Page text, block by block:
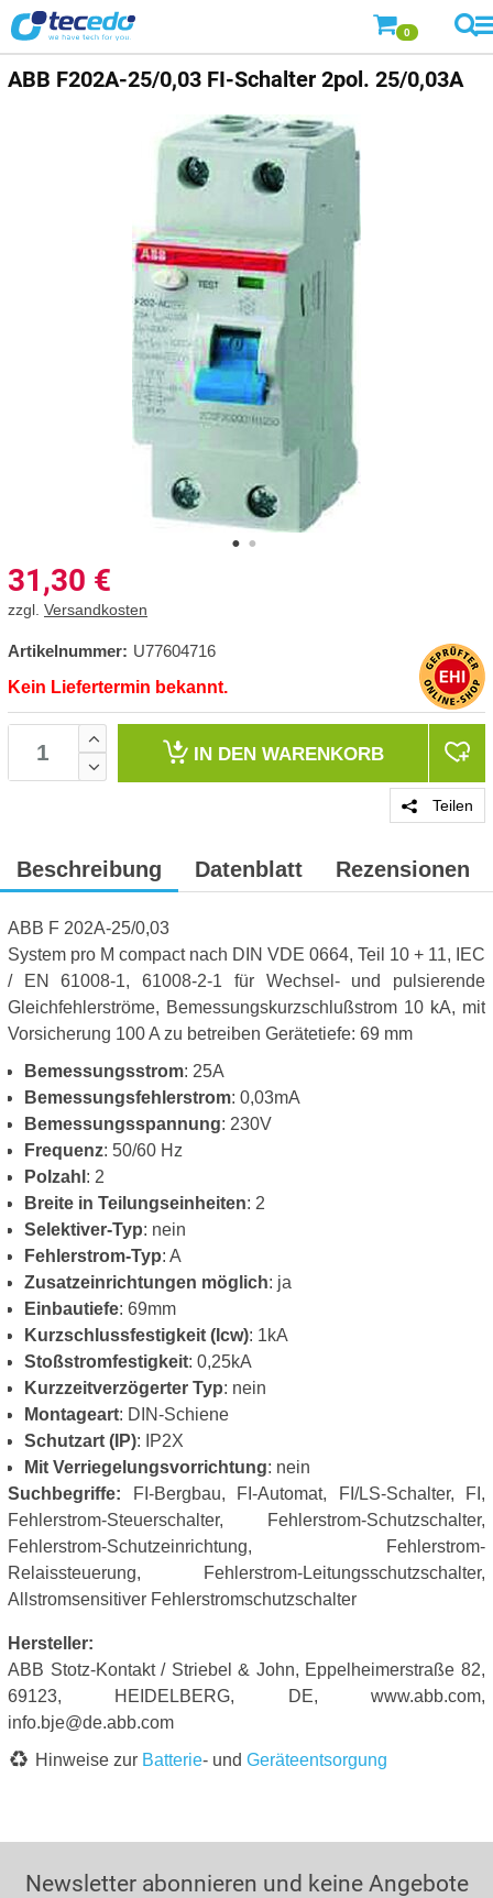
0
ABB F202A-25/0,03 FI-Schalter 2pol. 25/0,03A
31,30 €
zzgl. Versandkosten
Artikelnummer: U77604716
Kein Liefertermin bekannt.
IN DEN WARENKORB
Teilen
Beschreibung Datenblatt Rezensionen
ABB F 202A-25/0,03
System pro M compact nach DIN VDE 0664, Teil 10 + 11, IEC
/ EN 61008-1, 61008-2-1 für Wechsel- und pulsierende
Gleichfehlerströme, Bemessungskurzschlußstrom 10 kA, mit
Vorsicherung 100 A zu betreiben Gerätetiefe: 69 mm
Bemessungsstrom: 25A
Bemessungsfehlerstrom: 0,03mA
Bemessungsspannung: 230V
Frequenz: 50/60 Hz
Polzahl : 2
Breite in Teilungseinheiten: 2
Selektiver-Typ: nein
Fehlerstrom-Typ: A
Zusatzeinrichtungen möglich: ja
Einbautiefe: 69mm
Kurzschlussfestigkeit (Icw): 1kA
Stoßstromfestigkeit: 0,25kA
Kurzzeitverzögerter Typ: nein
Montageart: DIN-Schiene
Schutzart (IP): IP2X
Mit Verriegelungsvorrichtung: nein
Suchbegriffe: FI-Bergbau, FI-Automat, FI/LS-Schalter, FI,
Fehlerstrom-Steuerschalter, Fehlerstrom-Schutzschalter,
Fehlerstrom-Schutzeinrichtung, Fehlerstrom-
Relaissteuerung, Fehlerstrom-Leitungsschutzschalter,
Allstromsensitiver Fehlerstromschutzschalter
Hersteller:
ABB Stotz-Kontakt / Striebel & John, Eppelheimerstraße 82,
69123, HEIDELBERG, DE, www.abb.com,
info.bje@de.abb.com
Hinweise zur Batterie- und Geräteentsorgung
Newsletter abonnieren und keine Angebote